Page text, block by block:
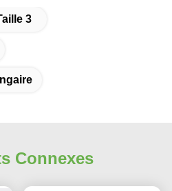
3
Connexes